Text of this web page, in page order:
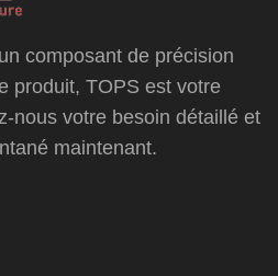
composant de précision
produit, TOPS est votre
nous votre besoin détaillé et
maintenant.